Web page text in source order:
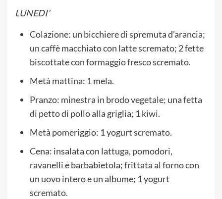
LUNEDI’
Colazione: un bicchiere di spremuta d’arancia;
un caffè macchiato con latte scremato; 2 fette
biscottate con formaggio fresco scremato.
Metà mattina: 1 mela.
Pranzo: minestra in brodo vegetale; una fetta
di petto di pollo alla griglia; 1 kiwi.
Metà pomeriggio: 1 yogurt scremato.
Cena: insalata con lattuga, pomodori,
ravanelli e barbabietola; frittata al forno con
un uovo intero e un albume; 1 yogurt
scremato.